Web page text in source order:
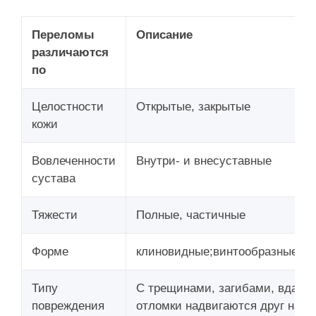
Переломы
различаются
по
Описание
Целостности
кожи
Открытые, закрытые
Вовлеченности
сустава
Внутри- и внесуставные
Тяжести Полные, частичные
Форме
Типу
повреждения
С трещинами, загибами,
отломки надвигаются друг на